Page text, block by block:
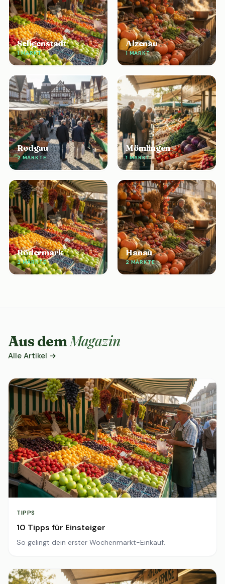
Seligenstadt
1 MARKT
Alzenau
1 MARKT
Rodgau
2 MÄRKTE
Mömlingen
1 MARKT
Rödermark
2 MÄRKTE
Hanau
2 MÄRKTE
Aus demMagazin
Alle Artikel →
TIPPS
10 Tipps für Einsteiger
So gelingt dein erster Wochenmarkt-Einkauf.